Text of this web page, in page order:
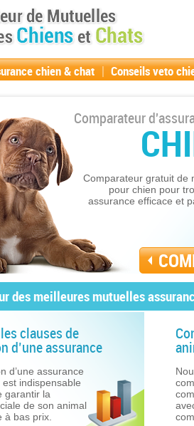
chien & chat | Conseils veto
Comparateur
Comparateur gratuit de
pour chien pour
assurance efficace et
des meilleures mutuelles
clauses de
d’une assurance
d’une assurance
indispensable
garantir la
de son animal
à bas prix.